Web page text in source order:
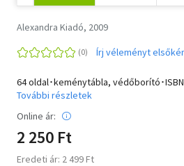
Alexandra Kiadó, 2009
Írj véleményt
64 oldal･keménytábla, védőborító･
További részletek
Online ár:
2 250 Ft
Eredeti ár: 2 499 Ft